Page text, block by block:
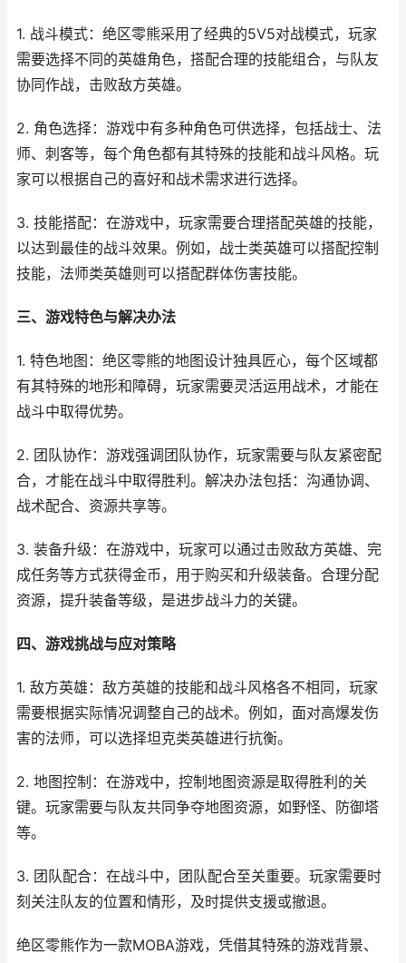
1. 战斗模式：绝区零熊采用了经典的5V5对战模式，玩家
需要选择不同的英雄角色，搭配合理的技能组合，与队友
协同作战，击败敌方英雄。
2. 角色选择：游戏中有多种角色可供选择，包括战士、法
师、刺客等，每个角色都有其特殊的技能和战斗风格。玩
家可以根据自己的喜好和战术需求进行选择。
3. 技能搭配：在游戏中，玩家需要合理搭配英雄的技能，
以达到最佳的战斗效果。例如，战士类英雄可以搭配控制
技能，法师类英雄则可以搭配群体伤害技能。
三、游戏特色与解决办法
1. 特色地图：绝区零熊的地图设计独具匠心，每个区域都
有其特殊的地形和障碍，玩家需要灵活运用战术，才能在
战斗中取得优势。
2. 团队协作：游戏强调团队协作，玩家需要与队友紧密配
合，才能在战斗中取得胜利。解决办法包括：沟通协调、
战术配合、资源共享等。
3. 装备升级：在游戏中，玩家可以通过击败敌方英雄、完
成任务等方式获得金币，用于购买和升级装备。合理分配
资源，提升装备等级，是进步战斗力的关键。
四、游戏挑战与应对策略
1. 敌方英雄：敌方英雄的技能和战斗风格各不相同，玩家
需要根据实际情况调整自己的战术。例如，面对高爆发伤
害的法师，可以选择坦克类英雄进行抗衡。
2. 地图控制：在游戏中，控制地图资源是取得胜利的关
键。玩家需要与队友共同争夺地图资源，如野怪、防御塔
等。
3. 团队配合：在战斗中，团队配合至关重要。玩家需要时
刻关注队友的位置和情形，及时提供支援或撤退。
绝区零熊作为一款MOBA游戏，凭借其特殊的游戏背景、